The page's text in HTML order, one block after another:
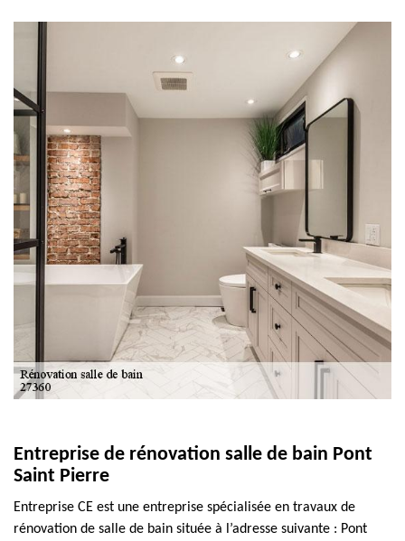
Entreprise de rénovation salle de bain Pont
Saint Pierre
Entreprise CE est une entreprise spécialisée en travaux de
rénovation de salle de bain située à l’adresse suivante : Pont